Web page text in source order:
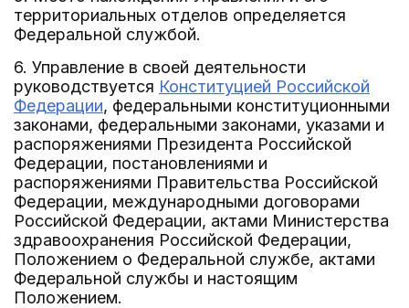
территориальных отделов определяется
Федеральной службой.
6. Управление в своей деятельности
руководствуется Конституцией Российской
Федерации, федеральными конституционными
законами, федеральными законами, указами и
распоряжениями Президента Российской
Федерации, постановлениями и
распоряжениями Правительства Российской
Федерации, международными договорами
Российской Федерации, актами Министерства
здравоохранения Российской Федерации,
Положением о Федеральной службе, актами
Федеральной службы и настоящим
Положением.